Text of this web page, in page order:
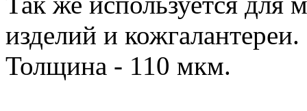
изделий и кожгалантереи.
Толщина - 110 мкм.